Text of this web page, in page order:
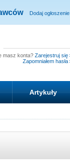
Dodaj ogłoszenie
masz konta? Zarejestruj się
Zapomniałem hasła
Artykuły